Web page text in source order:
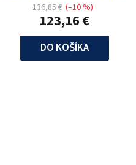
123,16 €
136,85 € (–10 %)
DO KOŠÍKA